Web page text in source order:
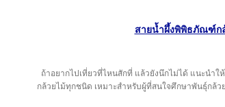
สายน้ำผึ้งพิพิธภัณฑ์ก
ถ้าอยากไปเที่ยวที่ไหนสักที่ แล้วยังนึกไม่ได้ แนะนำ
กล้วยไม้ทุกชนิด เหมาะสำหรับผู้ที่สนใจศึกษาพันธุ์กล้